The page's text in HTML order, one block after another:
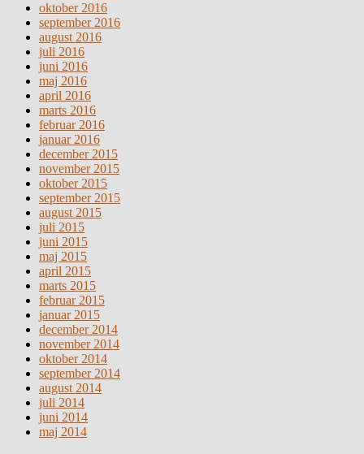
oktober 2016
september 2016
august 2016
juli 2016
juni 2016
maj 2016
april 2016
marts 2016
februar 2016
januar 2016
december 2015
november 2015
oktober 2015
september 2015
august 2015
juli 2015
juni 2015
maj 2015
april 2015
marts 2015
februar 2015
januar 2015
december 2014
november 2014
oktober 2014
september 2014
august 2014
juli 2014
juni 2014
maj 2014